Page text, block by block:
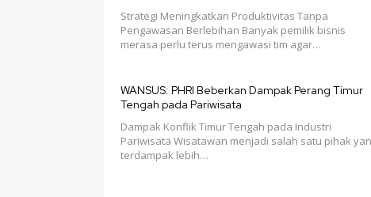
Strategi Meningkatkan Produktivitas Tanpa
Pengawasan Berlebihan Banyak pemilik bisnis
merasa perlu terus mengawasi tim agar…
WANSUS: PHRI Beberkan Dampak Perang Timur
Tengah pada Pariwisata
Dampak Konflik Timur Tengah pada Industri
Pariwisata Wisatawan menjadi salah satu pihak
terdampak lebih…